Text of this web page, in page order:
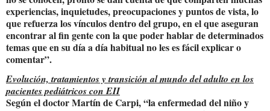
experiencias, inquietudes, preocupaciones y puntos de vista, lo
que refuerza los vínculos dentro del grupo, en el que aseguran
encontrar al fin gente con la que poder hablar de determinados
temas que en su día a día habitual no les es fácil explicar o
comentar”.
Evolución, tratamientos y transición al mundo del adulto en los
pacientes pediátricos con EII
Según el doctor Martín de Carpi, “la enfermedad del niño y